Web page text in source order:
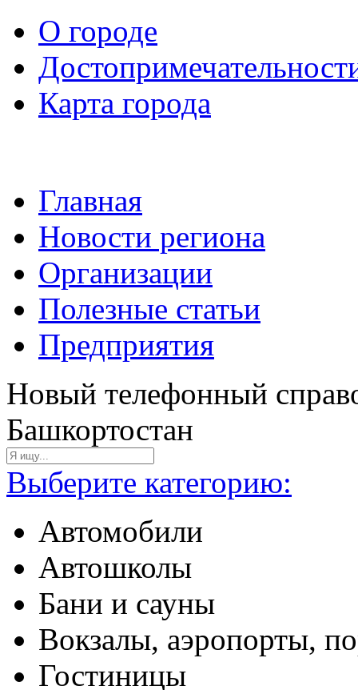
О городе
Карта города
Главная
Новости региона
Организации
Полезные статьи
Предприятия
Новый телефонный
Башкортостан
Выберите категорию:
Автомобили
Автошколы
Бани и сауны
Вокзалы, аэропорты,
Гостиницы